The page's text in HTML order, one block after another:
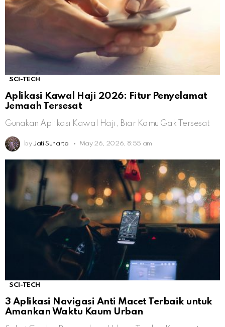
SCI-TECH
Aplikasi Kawal Haji 2026: Fitur Penyelamat
Jemaah Tersesat
Gunakan Aplikasi Kawal Haji, Biar Kamu Gak Tersesat
by Jati Sunarto May 26, 2026, 8:55 am
SCI-TECH
3 Aplikasi Navigasi Anti Macet Terbaik untuk
Amankan Waktu Kaum Urban